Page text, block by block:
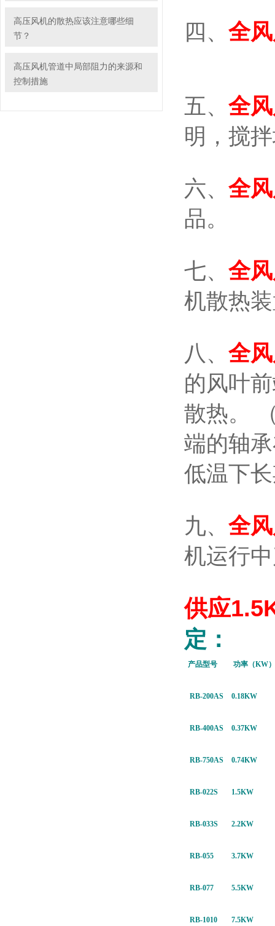
高压风机的散热应该注意哪些细
节？
高压风机管道中局部阻力的来源和
控制措施
四、 全
五、 全
明，搅
六、 全
品。
七、 全
机散热
八、 全
的风叶
散热。
端的轴
低温下
九、 全
机运行
供应
定：
产品型号 功率（KW）
RB-200AS 0.18KW
RB-400AS 0.37KW
RB-750AS 0.74KW
RB-022S 1.5KW
RB-033S 2.2KW
RB-055 3.7KW
RB-077 5.5KW
RB-1010 7.5KW